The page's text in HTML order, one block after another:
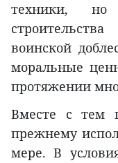
техники,
воинской
моральные
протяжении
Вместе с тем
прежнему
мере. В